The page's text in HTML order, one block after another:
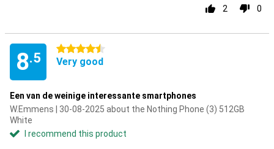
2 0
8.5
4.5 stars
Very good
Een van de weinige interessante smartphones
W.Emmens | 30-08-2025 about the Nothing Phone (3) 512GB
White
I recommend this product